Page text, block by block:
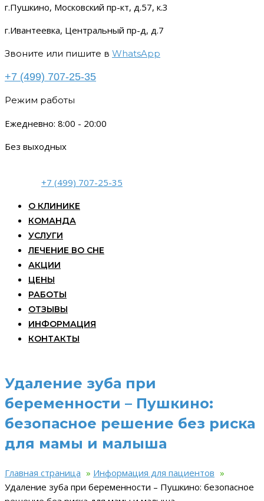
г.Пушкино, Московский пр-кт, д.57, к.3
г.Ивантеевка, Центральный пр-д, д.7
Звоните или пишите в WhatsApp
+7 (499) 707-25-35
Режим работы
Ежедневно: 8:00 - 20:00
Без выходных
+7 (499) 707-25-35
О КЛИНИКЕ
КОМАНДА
УСЛУГИ
ЛЕЧЕНИЕ ВО СНЕ
АКЦИИ
ЦЕНЫ
РАБОТЫ
ОТЗЫВЫ
ИНФОРМАЦИЯ
КОНТАКТЫ
Удаление зуба при
беременности – Пушкино:
безопасное решение без риска
для мамы и малыша
Главная страница » Информация для пациентов »
Удаление зуба при беременности – Пушкино: безопасное